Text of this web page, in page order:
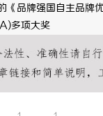
《品牌强国自主品牌
多项大奖